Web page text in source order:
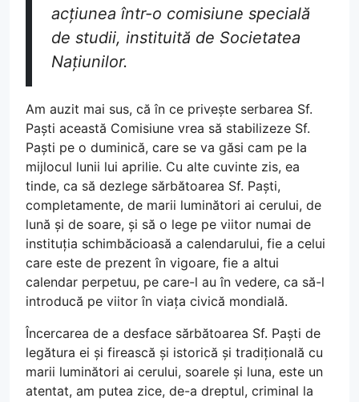
acțiunea într-o comisiune specială
de studii, instituită de Societatea
Națiunilor.
Am auzit mai sus, că în ce privește serbarea Sf.
Paști această Comisiune vrea să stabilizeze Sf.
Paști pe o duminică, care se va găsi cam pe la
mijlocul lunii lui aprilie. Cu alte cuvinte zis, ea
tinde, ca să dezlege sărbătoarea Sf. Paști,
completamente, de marii luminători ai cerului, de
lună și de soare, și să o lege pe viitor numai de
instituția schimbăcioasă a calendarului, fie a celui
care este de prezent în vigoare, fie a altui
calendar perpetuu, pe care-l au în vedere, ca să-l
introducă pe viitor în viața civică mondială.
Încercarea de a desface sărbătoarea Sf. Paști de
legătura ei și firească și istorică și tradițională cu
marii luminători ai cerului, soarele și luna, este un
atentat, am putea zice, de-a dreptul, criminal la